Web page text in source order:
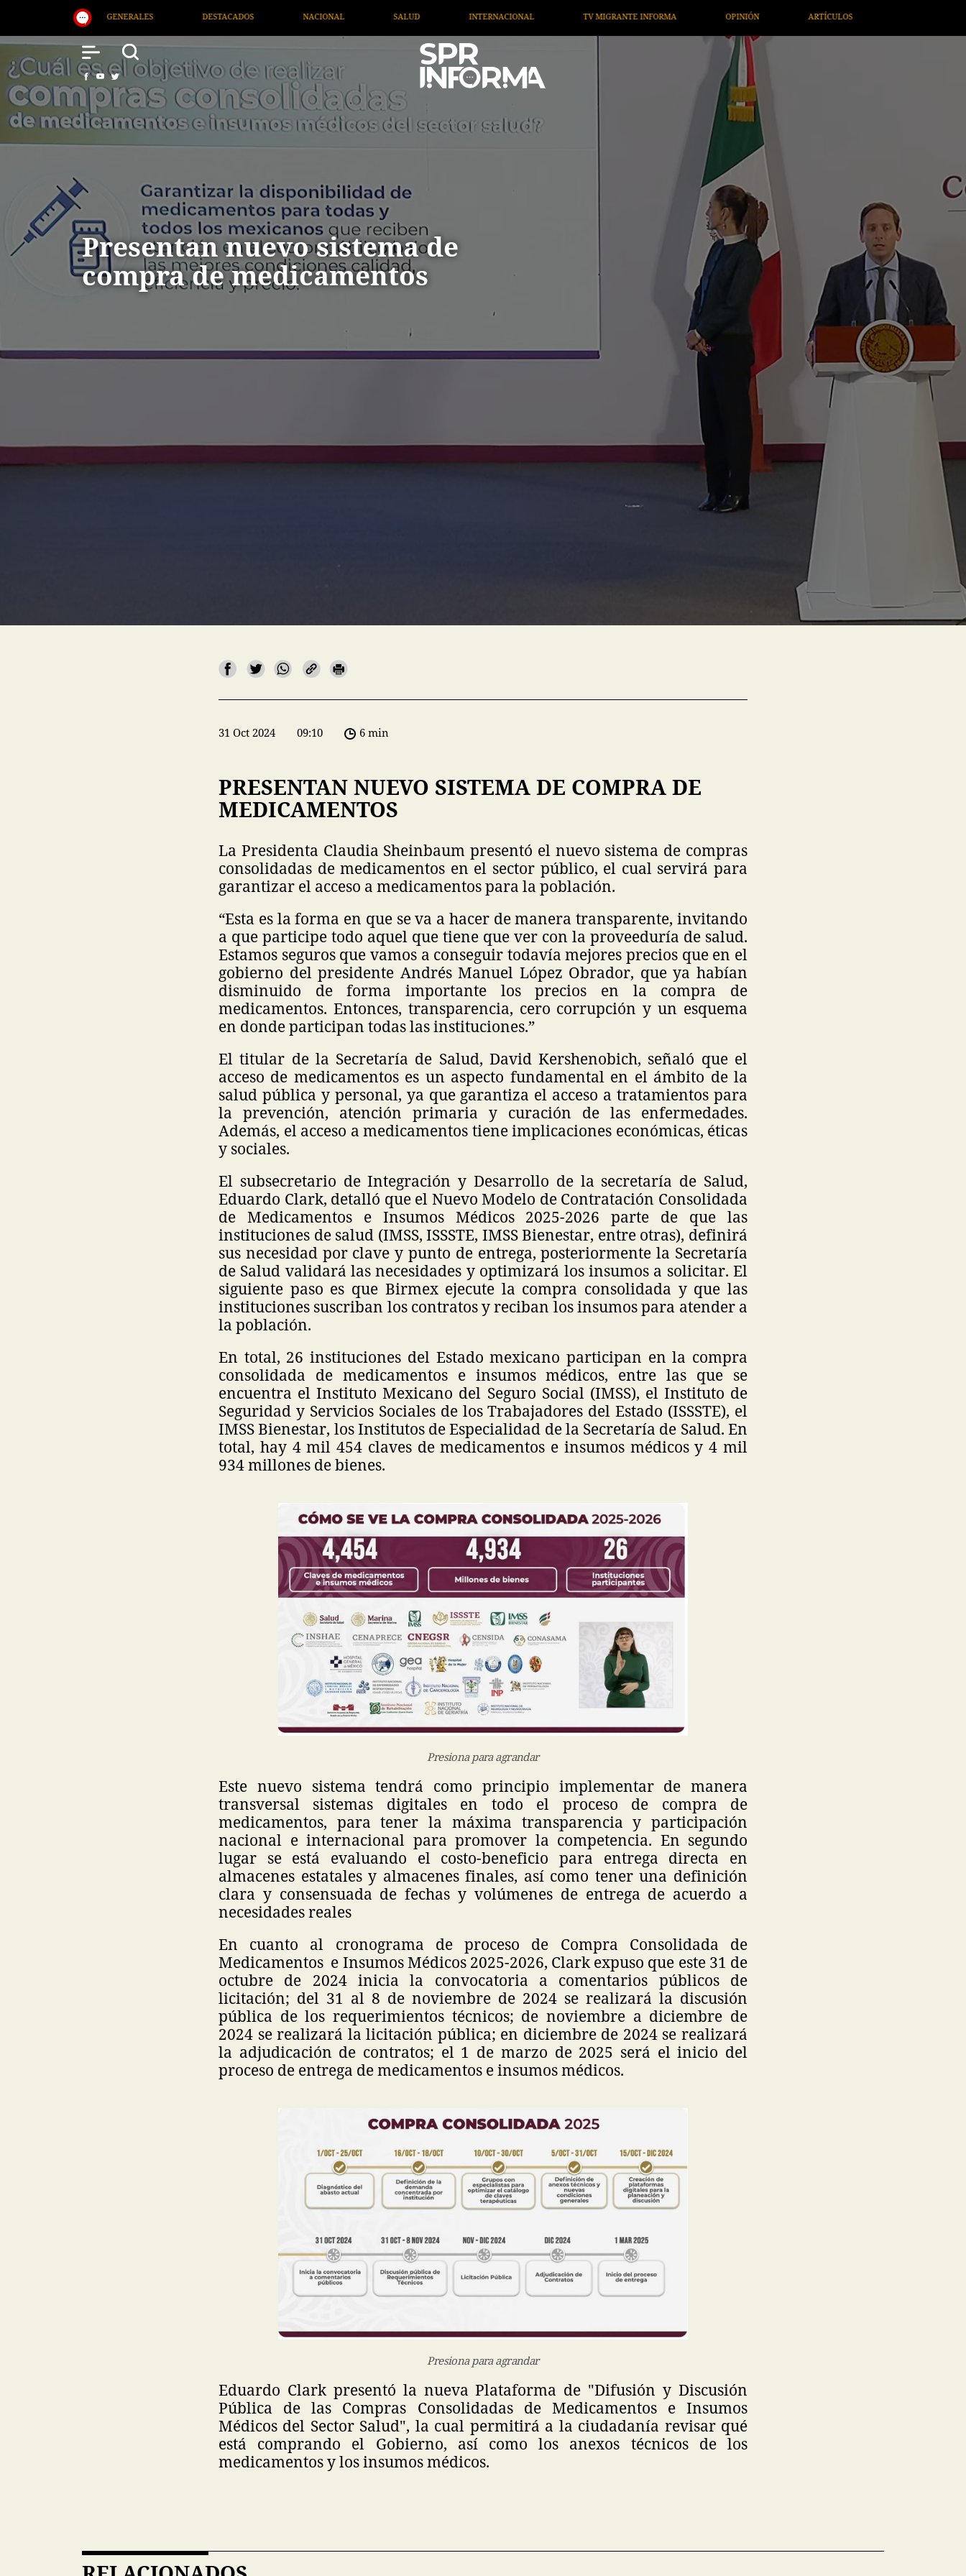
NACIONAL SALUD INTERNACIONAL TV MIGRANTE INFORMA OPINIÓN ARTÍCULOS ARTE / ENTRETENIMIENTO
Presentan nuevo sistema de
compra de medicamentos
31 Oct 2024 09:10 6 min
PRESENTAN NUEVO SISTEMA DE COMPRA DE
MEDICAMENTOS
La Presidenta Claudia Sheinbaum presentó el nuevo sistema de compras
consolidadas de medicamentos en el sector público, el cual servirá para
garantizar el acceso a medicamentos para la población.
“Esta es la forma en que se va a hacer de manera transparente, invitando
a que participe todo aquel que tiene que ver con la proveeduría de salud.
Estamos seguros que vamos a conseguir todavía mejores precios que en el
gobierno del presidente Andrés Manuel López Obrador, que ya habían
disminuido de forma importante los precios en la compra de
medicamentos. Entonces, transparencia, cero corrupción y un esquema
en donde participan todas las instituciones.”
El titular de la Secretaría de Salud, David Kershenobich, señaló que el
acceso de medicamentos es un aspecto fundamental en el ámbito de la
salud pública y personal, ya que garantiza el acceso a tratamientos para
la prevención, atención primaria y curación de las enfermedades.
Además, el acceso a medicamentos tiene implicaciones económicas, éticas
y sociales.
El subsecretario de Integración y Desarrollo de la secretaría de Salud,
Eduardo Clark, detalló que el Nuevo Modelo de Contratación Consolidada
de Medicamentos e Insumos Médicos 2025-2026 parte de que las
instituciones de salud (IMSS, ISSSTE, IMSS Bienestar, entre otras), definirá
sus necesidad por clave y punto de entrega, posteriormente la Secretaría
de Salud validará las necesidades y optimizará los insumos a solicitar. El
siguiente paso es que Birmex ejecute la compra consolidada y que las
instituciones suscriban los contratos y reciban los insumos para atender a
la población.
En total, 26 instituciones del Estado mexicano participan en la compra
consolidada de medicamentos e insumos médicos, entre las que se
encuentra el Instituto Mexicano del Seguro Social (IMSS), el Instituto de
Seguridad y Servicios Sociales de los Trabajadores del Estado (ISSSTE), el
IMSS Bienestar, los Institutos de Especialidad de la Secretaría de Salud. En
total, hay 4 mil 454 claves de medicamentos e insumos médicos y 4 mil
934 millones de bienes.
Presiona para agrandar
Este nuevo sistema tendrá como principio implementar de manera
transversal sistemas digitales en todo el proceso de compra de
medicamentos, para tener la máxima transparencia y participación
nacional e internacional para promover la competencia. En segundo
lugar se está evaluando el costo-beneficio para entrega directa en
almacenes estatales y almacenes finales, así como tener una definición
clara y consensuada de fechas y volúmenes de entrega de acuerdo a
necesidades reales
En cuanto al cronograma de proceso de Compra Consolidada de
Medicamentos e Insumos Médicos 2025-2026, Clark expuso que este 31 de
octubre de 2024 inicia la convocatoria a comentarios públicos de
licitación; del 31 al 8 de noviembre de 2024 se realizará la discusión
pública de los requerimientos técnicos; de noviembre a diciembre de
2024 se realizará la licitación pública; en diciembre de 2024 se realizará
la adjudicación de contratos; el 1 de marzo de 2025 será el inicio del
proceso de entrega de medicamentos e insumos médicos.
Presiona para agrandar
Eduardo Clark presentó la nueva Plataforma de "Difusión y Discusión
Pública de las Compras Consolidadas de Medicamentos e Insumos
Médicos del Sector Salud", la cual permitirá a la ciudadanía revisar qué
está comprando el Gobierno, así como los anexos técnicos de los
medicamentos y los insumos médicos.